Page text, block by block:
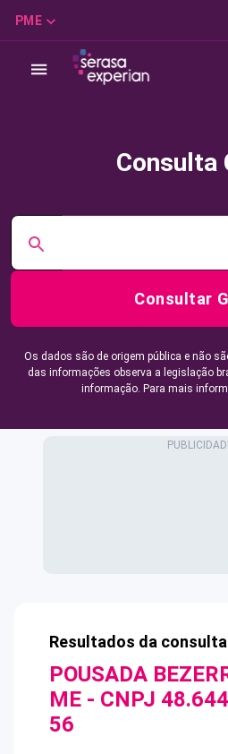
PME
Consulta
Consultar
Os dados são de origem pública e não
das informações observa a legislação
informação. Para mais
Resultados da
POUSADA
ME - CNPJ
56